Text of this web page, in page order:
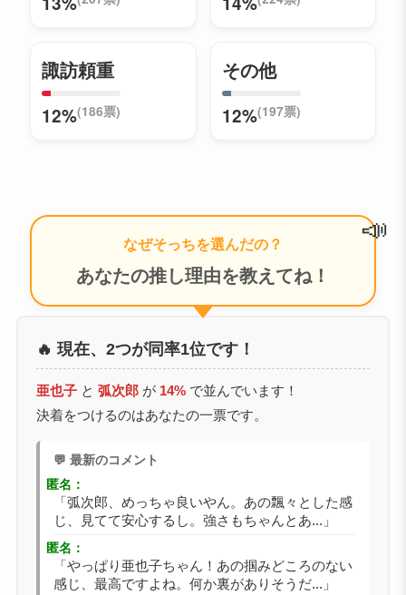
諏訪頼重
12%(186票)
その他
12%(197票)
なぜそっちを選んだの？
あなたの推し理由を教えてね！
📣
🔥 現在、2つが同率1位です！
亜也子と 弧次郎が 14%で並んでいます！
決着をつけるのはあなたの一票です。
💬 最新のコメント
匿名：
「弧次郎、めっちゃ良いやん。あの飄々とした感
じ、見てて安心するし。強さもちゃんとあ...」
匿名：
「やっぱり亜也子ちゃん！あの掴みどころのない
感じ、最高ですよね。何か裏がありそうだ...」